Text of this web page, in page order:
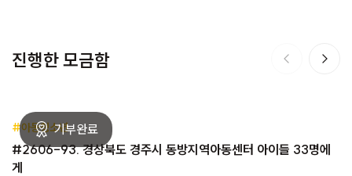
진행한 모금함
#아동청소년
#2606-93. 경상북도 경주시 동방지역아동센터 아이들 33명에
게